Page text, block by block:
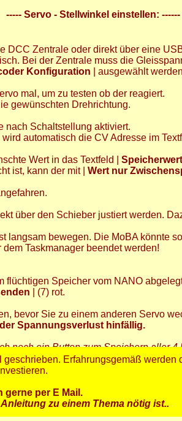
DCC 8 fach Servo-Decoder
* DCC Servodecoder
*Bahnschrankendecoder
° Neuer DCC Servo Schaltdecoder
° DCC Signaldecoder für 84 LEDs
Kann 127 LEDs, jeweils mit
beliebigen DCC Adresse
* LED Signale Anschlussbeispiele
----- Servo - Stellwinkel einstellen: ------
DCC Zentrale oder direkt über eine
Bei der Zentrale muss die
Konfiguration | ausgewählt
mal, um zu testen ob der reagiert.
gewünschten Drehrichtung.
nach Schaltstellung aktiviert.
automatisch die CV Adresse im
Wert in das Textfeld | Speicherwert
ist, kann der mit | Wert nur
über den Schieber justiert werden.
langsam bewegen. Die MoBA könnte
Taskmanager beendet werden!
flüchtigen Speicher vom NANO
| (7) rot.
bevor Sie zu einem anderen Servo
Spannungsverlust hinfällig.
noch ein Button zum Speichern aller 4
umfangreichen
Erfahrungsgemäß werden
gerne per E Mail.
zu einem Thema nötig ist..